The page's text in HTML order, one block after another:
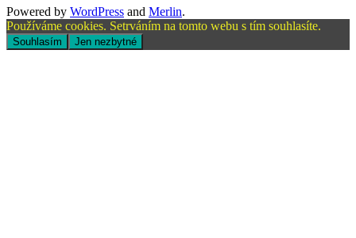
Powered by WordPress and Merlin.
Používáme cookies. Setrváním na tomto webu s tím souhlasíte.
Souhlasím Jen nezbytné